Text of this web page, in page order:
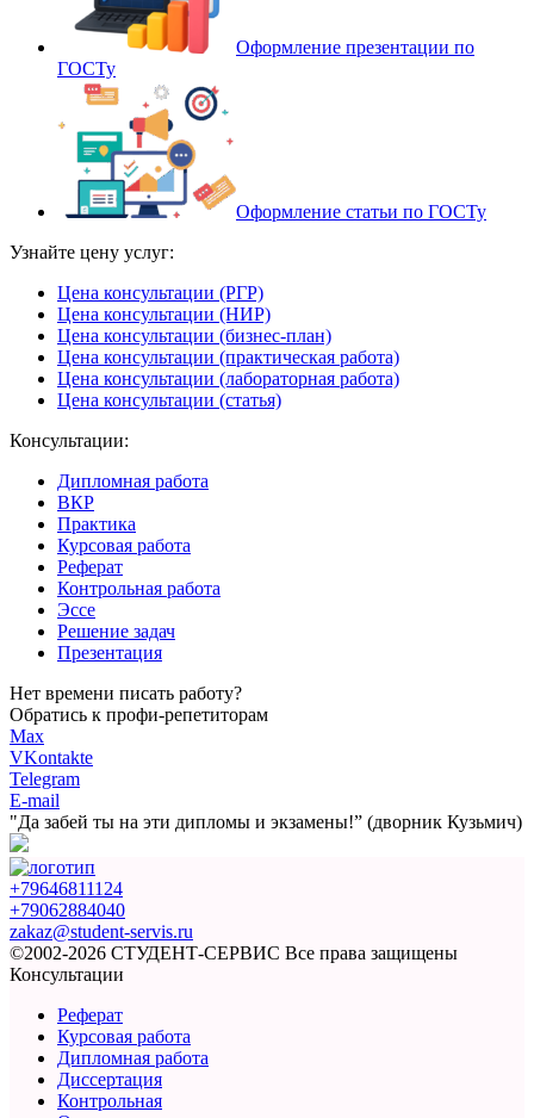
Оформление презентации по
ГОСТу
Оформление статьи по ГОСТу
Узнайте цену услуг:
Цена консультации (РГР)
Цена консультации (НИР)
Цена консультации (бизнес-план)
Цена консультации (практическая работа)
Цена консультации (лабораторная работа)
Цена консультации (статья)
Консультации:
Дипломная работа
ВКР
Практика
Курсовая работа
Реферат
Контрольная работа
Эссе
Решение задач
Презентация
Нет времени писать работу?
Обратись к профи-репетиторам
Max
VKontakte
Telegram
E-mail
"Да забей ты на эти дипломы и экзамены!” (дворник Кузьмич)
+79646811124
+79062884040
zakaz@student-servis.ru
©2002-2026 СТУДЕНТ-СЕРВИС Все права защищены
Консультации
Реферат
Курсовая работа
Дипломная работа
Диссертация
Контрольная